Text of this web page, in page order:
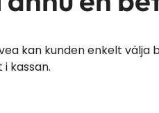
kan kunden enkelt
kassan.